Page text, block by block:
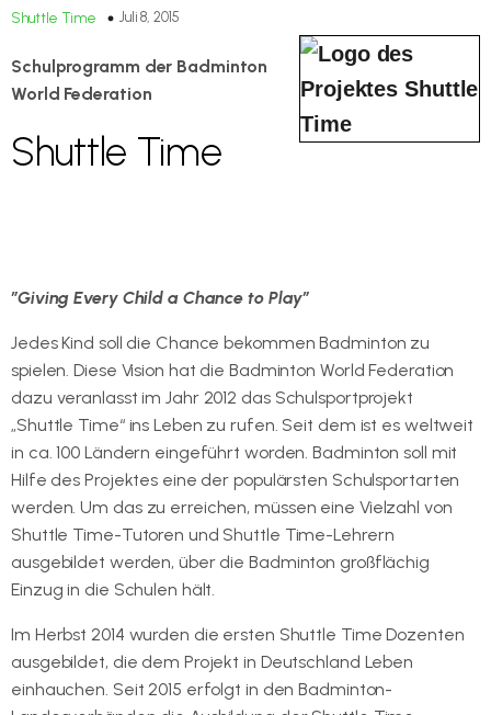
Shuttle Time Juli 8, 2015
Schulprogramm der Badminton
World Federation
Shuttle Time
”Giving Every Child a Chance to Play”
Jedes Kind soll die Chance bekommen Badminton zu
spielen. Diese Vision hat die Badminton World Federation
dazu veranlasst im Jahr 2012 das Schulsportprojekt
„Shuttle Time“ ins Leben zu rufen. Seit dem ist es weltweit
in ca. 100 Ländern eingeführt worden. Badminton soll mit
Hilfe des Projektes eine der populärsten Schulsportarten
werden. Um das zu erreichen, müssen eine Vielzahl von
Shuttle Time-Tutoren und Shuttle Time-Lehrern
ausgebildet werden, über die Badminton großflächig
Einzug in die Schulen hält.
Im Herbst 2014 wurden die ersten Shuttle Time Dozenten
ausgebildet, die dem Projekt in Deutschland Leben
einhauchen. Seit 2015 erfolgt in den Badminton-